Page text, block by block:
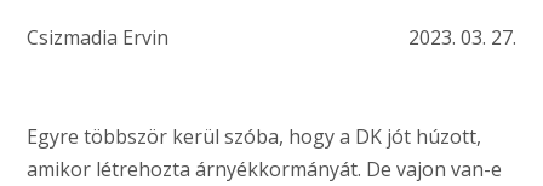
Csizmadia Ervin 2023. 03. 27.
Egyre többször kerül szóba, hogy a DK jót húzott,
amikor létrehozta árnyékkormányát. De vajon van-e